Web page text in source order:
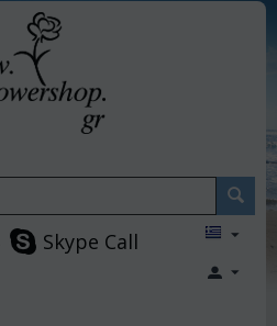
Skype Call